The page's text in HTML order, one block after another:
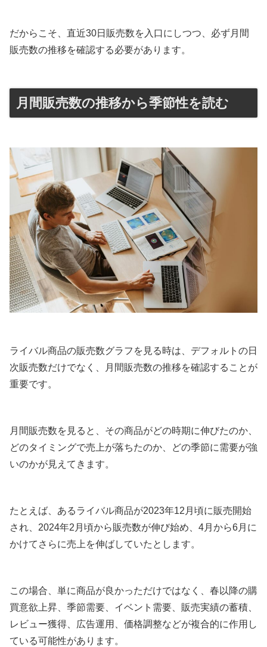
だからこそ、直近30日販売数を入口にしつつ、必ず月間
販売数の推移を確認する必要があります。
月間販売数の推移から季節性を読む
ライバル商品の販売数グラフを見る時は、デフォルトの日
次販売数だけでなく、月間販売数の推移を確認することが
重要です。
月間販売数を見ると、その商品がどの時期に伸びたのか、
どのタイミングで売上が落ちたのか、どの季節に需要が強
いのかが見えてきます。
たとえば、あるライバル商品が2023年12月頃に販売開始
され、2024年2月頃から販売数が伸び始め、4月から6月に
かけてさらに売上を伸ばしていたとします。
この場合、単に商品が良かっただけではなく、春以降の購
買意欲上昇、季節需要、イベント需要、販売実績の蓄積、
レビュー獲得、広告運用、価格調整などが複合的に作用し
ている可能性があります。